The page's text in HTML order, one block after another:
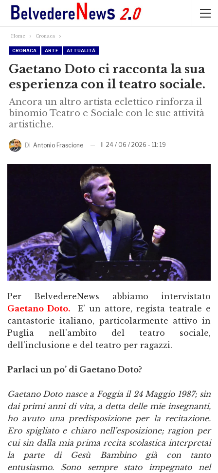
Home Cronaca
CRONACA ARTE ATTUALITÀ
Gaetano Doto ci racconta la sua
esperienza con il teatro sociale.
Ancora un altro artista eclettico rinforza il
binomio Teatro e Sociale con le sue attività
artistiche.
Di Antonio Frascione 24 / 06 / 2026 - 11: 19
Per BelvedereNews abbiamo intervistato
Gaetano Doto. E’ un attore, regista teatrale e
cantastorie italiano, particolarmente attivo in
Puglia nell’ambito del teatro sociale,
dell’inclusione e del teatro per ragazzi.
Parlaci un po’ di Gaetano Doto?
Gaetano Doto nasce a Foggia il 24 Maggio 1987; sin
dai primi anni di vita, a detta delle mie insegnanti,
ho avuto una predisposizione per la recitazione.
Ero spigliato e chiaro nell’esposizione; ragion per
cui sin dalla mia prima recita scolastica interpretai
la parte di Gesù Bambino già con tanto
entusiasmo. Sono sempre stato impegnato nel